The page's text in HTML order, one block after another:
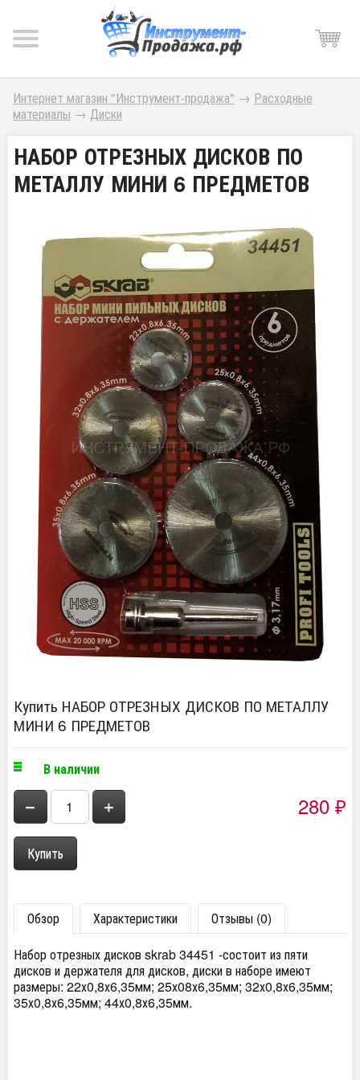
Интернет магазин "Инструмент-продажа" → Расходные
материалы → Диски
НАБОР ОТРЕЗНЫХ ДИСКОВ ПО
МЕТАЛЛУ МИНИ 6 ПРЕДМЕТОВ
Купить НАБОР ОТРЕЗНЫХ ДИСКОВ ПО МЕТАЛЛУ
МИНИ 6 ПРЕДМЕТОВ
В наличии
− + 280 ₽
Обзор Характеристики
Отзывы (0)
Набор отрезных дисков skrab 34451 -состоит из пяти
дисков и держателя для дисков, диски в наборе имеют
размеры: 22х0,8х6,35мм; 25х08х6,35мм; 32х0,8х6,35мм;
35х0,8х6,35мм; 44х0,8х6,35мм.